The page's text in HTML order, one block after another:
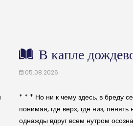
В капле
05.08.2026
* * * Но ни к чему здесь, в бреду
понимая, где верх, где низ, пенять
однажды вдруг всем нутром